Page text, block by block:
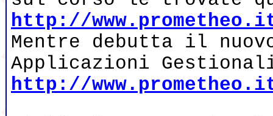
http://
Mentre debutta il
Applicazioni
http://